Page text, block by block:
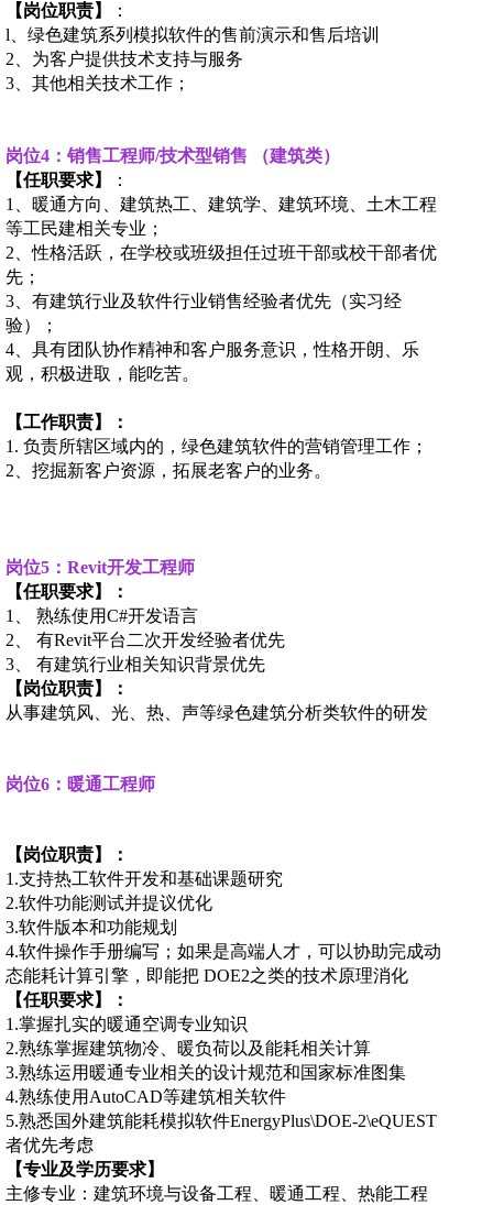
【岗位职责】
：
l、绿色建筑系列模拟软件的售前演示和售后培训
2、为客户提供技术支持与服务
3、其他相关技术工作；
岗位4 ：销售工程师/技术型销售 （建筑类）
【任职要求】
：
1、暖通方向、建筑热工、建筑学、建筑环境、土木工程
等工民建相关专业；
2、性格活跃，在学校或班级担任过班干部或校干部者优
先；
3、有建筑行业及软件行业销售经验者优先（实习经
验）；
4、具有团队协作精神和客户服务意识，性格开朗、乐
观，积极进取，能吃苦。
【工作职责】
：
1. 负责所辖区域内的，绿色建筑软件的营销管理工作；
2、挖掘新客户资源，拓展老客户的业务。
岗位5 ：Revit开发工程师
【任职要求】：
1、 熟练使用C#开发语言
2、 有Revit平台二次开发经验者优先
3、 有建筑行业相关知识背景优先
【岗位职责】：
从事建筑风、光、热、声等绿色建筑分析类软件的研发
岗位6：暖通工程师
【岗位职责】：
1.支持热工软件开发和基础课题研究
2.软件功能测试并提议优化
3.软件版本和功能规划
4.软件操作手册编写；如果是高端人才，可以协助完成动
态能耗计算引擎，即能把 DOE2之类的技术原理消化
【任职要求】：
1.掌握扎实的暖通空调专业知识
2.熟练掌握建筑物冷、暖负荷以及能耗相关计算
3.熟练运用暖通专业相关的设计规范和国家标准图集
4.熟练使用AutoCAD等建筑相关软件
5.熟悉国外建筑能耗模拟软件EnergyPlus\DOE-2\eQUEST
者优先考虑
【专业及学历要求】
主修专业：建筑环境与设备工程、暖通工程、热能工程